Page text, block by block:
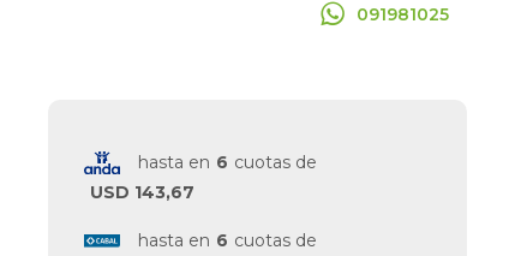
091981025
hasta en 6 cuotas de
USD 143,67
hasta en 6 cuotas de